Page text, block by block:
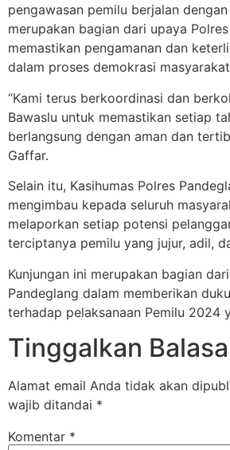
pengawasan pemilu berjalan
merupakan bagian dari upaya
memastikan pengamanan dan
dalam proses demokrasi
“Kami terus berkoordinasi dan
Bawaslu untuk memastikan setiap
berlangsung dengan aman dan
Gaffar.
Selain itu, Kasihumas Polres
mengimbau kepada seluruh
melaporkan setiap potensi
terciptanya pemilu yang jujur, adil,
Kunjungan ini merupakan bagian
Pandeglang dalam memberikan
terhadap pelaksanaan Pemilu 2024
Tinggalkan
Alamat email Anda tidak akan
wajib ditandai *
Komentar *